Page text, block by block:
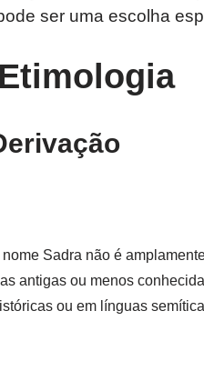
ser uma escolha
nome Sadra não é
antigas ou menos
ou em línguas